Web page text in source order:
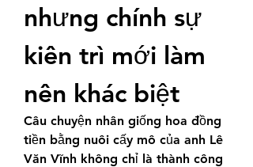
nhưng chính sự
kiên trì mới làm
nên khác biệt
Câu chuyện nhân giống hoa đồng
tiền bằng nuôi cấy mô của anh Lê
Văn Vĩnh không chỉ là thành công